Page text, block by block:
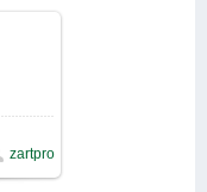
zartpro